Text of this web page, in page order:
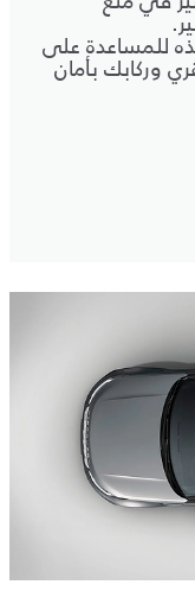
للمساعدة على
وركابك بأمان